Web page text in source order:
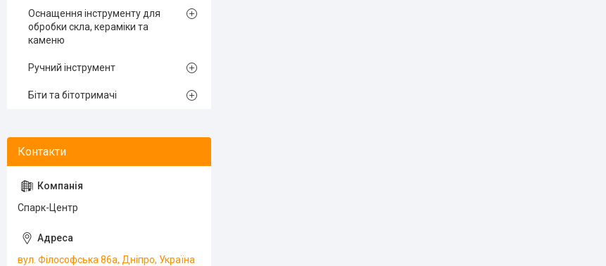
Оснащення інструменту для
обробки скла, кераміки та
каменю
Ручний інструмент
Біти та бітотримачі
Спарк-Центр
вул. Філософська 86а, Дніпро, Україна